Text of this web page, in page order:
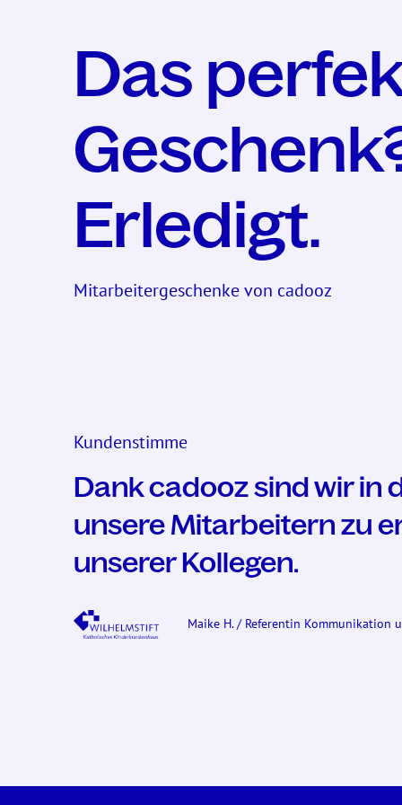
Das
Erledigt.
Mitarbeitergeschenke von cadooz
Kundenstimme
Dank cadooz sind wir in
unsere Mitarbeitern zu
unserer Kollegen.
Maike H. / Referentin Kommunikation